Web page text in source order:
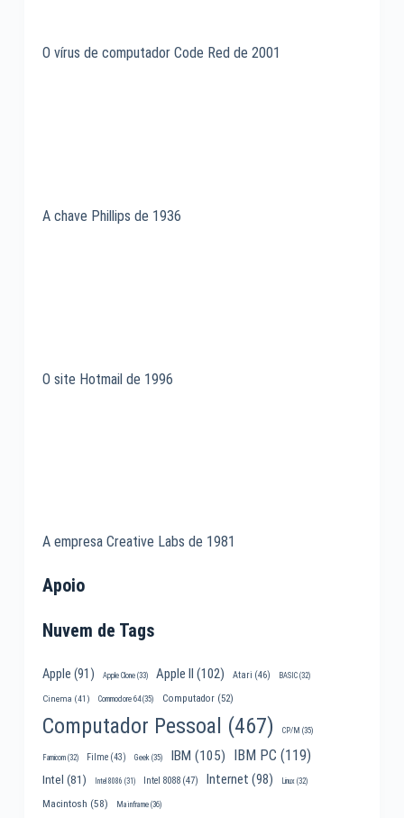
O vírus de computador Code Red de 2001
A chave Phillips de 1936
O site Hotmail de 1996
A empresa Creative Labs de 1981
Apoio
Nuvem de Tags
Apple (91) Apple Clone(33) Apple II (102) Atari (46) BASIC(32)
Cinema (41) Commodore 64(35) Computador(52)
Computador Pessoal (467) CP/M (35)
Famicom(32) Filme(43) Geek(35) IBM (105) IBM PC (119)
Intel (81) Intel 8086 (31) Intel 8088(47) Internet (98) Linux(32)
Macintosh (58) Mainframe(36)